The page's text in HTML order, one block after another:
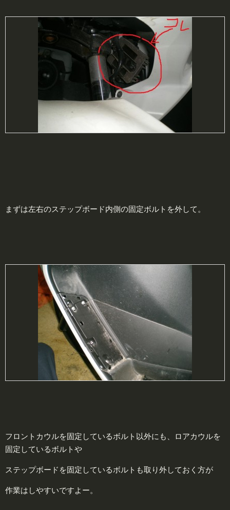
まずは左右のステップボード内側の固定ボルトを外して。
フロントカウルを固定しているボルト以外にも、ロアカウルを
固定しているボルトや
ステップボードを固定しているボルトも取り外しておく方が
作業はしやすいですよー。